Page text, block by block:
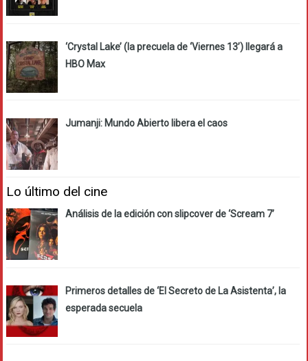
‘Crystal Lake’ (la precuela de ‘Viernes 13’) llegará a
HBO Max
Jumanji: Mundo Abierto libera el caos
Lo último del cine
Análisis de la edición con slipcover de ‘Scream 7’
Primeros detalles de ‘El Secreto de La Asistenta’, la
esperada secuela